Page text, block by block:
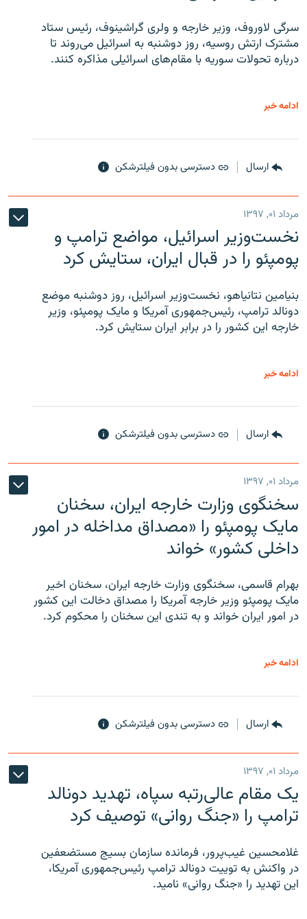
سرگی لاوروف، وزیر خارجه و ولری گراشینوف، رئیس ستاد
مشترک ارتش روسیه، روز دوشنبه به اسرائیل می‌روند تا
درباره تحولات سوریه با مقام‌های اسرائیلی مذاکره کنند.
ادامه خبر
ارسال دسترسی بدون فیلترشکن
مرداد ۰۱, ۱۳۹۷
نخست‌وزیر اسرائیل، مواضع ترامپ و
پومپئو را در قبال ایران، ستایش کرد
بنیامین نتانیاهو، نخست‌وزیر اسرائیل، روز دوشنبه موضع
دونالد ترامپ، رئیس‌جمهوری آمریکا و مایک پومپئو، وزیر
خارجه این کشور را در برابر ایران ستایش کرد.
ادامه خبر
ارسال دسترسی بدون فیلترشکن
مرداد ۰۱, ۱۳۹۷
سخنگوی وزارت خارجه ایران، سخنان
مایک پومپئو را «مصداق مداخله در امور
داخلی کشور» خواند
بهرام قاسمی، سخنگوی وزارت خارجه ایران، سخنان اخیر
مایک پومپئو وزیر خارجه آمریکا را مصداق دخالت این کشور
در امور ایران خواند و به تندی این سخنان را محکوم کرد.
ادامه خبر
ارسال دسترسی بدون فیلترشکن
مرداد ۰۱, ۱۳۹۷
یک مقام عالی‌رتبه سپاه، تهدید دونالد
ترامپ را «جنگ روانی» توصیف کرد
غلامحسین غیب‌پرور، فرمانده سازمان بسیج مستضعفین
در واکنش به توییت دونالد ترامپ رئیس‌جمهوری آمریکا،
این تهدید را «جنگ روانی» نامید.